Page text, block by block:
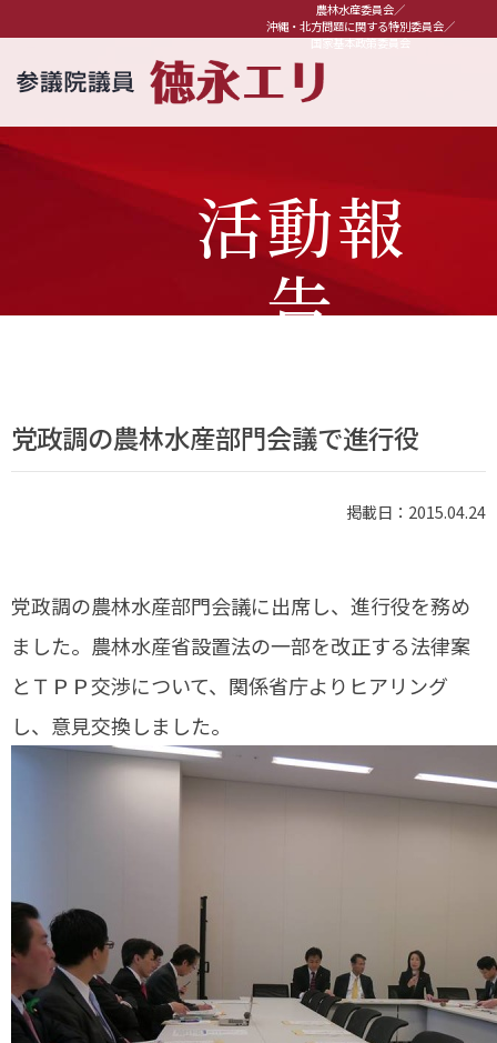
農林水産委員会／
沖縄・北方問題に関する特別委員会／
国家基本政策委員会
活動報
告
党政調の農林水産部門会議で進行役
掲載日：2015.04.24
党政調の農林水産部門会議に出席し、進行役を務め
ました。農林水産省設置法の一部を改正する法律案
とＴＰＰ交渉について、関係省庁よりヒアリング
し、意見交換しました。